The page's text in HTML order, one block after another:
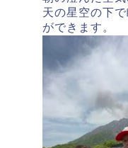
天の星空の下
ができます。